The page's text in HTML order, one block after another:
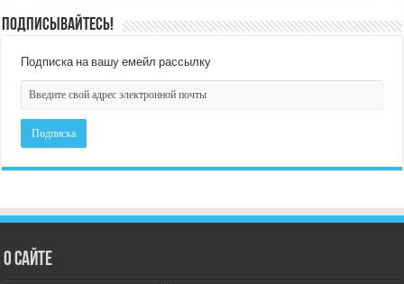
Подписывайтесь!
Подписка на вашу емейл рассылку
О сайте